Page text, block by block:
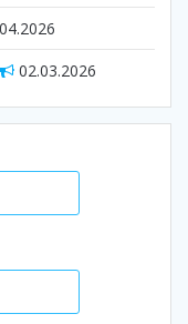
02.03.2026